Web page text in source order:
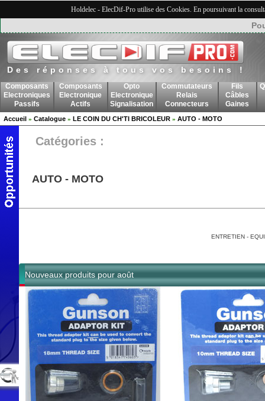
Holdelec - ElecDif-Pro utilise des Cookies. En poursuivant la
Des réponses à tous vos besoins !
Composants
Electroniques
Passifs
Composants
Electronique
Actifs
Opto
Electronique
Signalisation
Commutateurs
Relais
Connecteurs
Fils
Câbles
Gaines
Accueil » Catalogue » LE COIN DU CH'TI BRICOLEUR » AUTO - MOTO
Catégories :
AUTO - MOTO
ENTRETIEN -
Nouveaux produits pour août